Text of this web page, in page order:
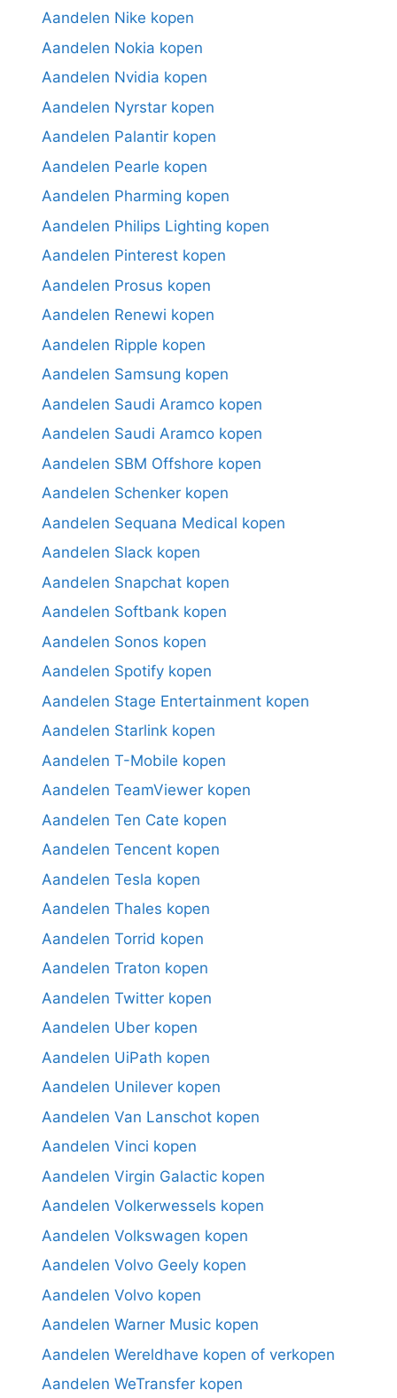
Aandelen Nike kopen
Aandelen Nokia kopen
Aandelen Nvidia kopen
Aandelen Nyrstar kopen
Aandelen Palantir kopen
Aandelen Pearle kopen
Aandelen Pharming kopen
Aandelen Philips Lighting kopen
Aandelen Pinterest kopen
Aandelen Prosus kopen
Aandelen Renewi kopen
Aandelen Ripple kopen
Aandelen Samsung kopen
Aandelen Saudi Aramco kopen
Aandelen Saudi Aramco kopen
Aandelen SBM Offshore kopen
Aandelen Schenker kopen
Aandelen Sequana Medical kopen
Aandelen Slack kopen
Aandelen Snapchat kopen
Aandelen Softbank kopen
Aandelen Sonos kopen
Aandelen Spotify kopen
Aandelen Stage Entertainment kopen
Aandelen Starlink kopen
Aandelen T-Mobile kopen
Aandelen TeamViewer kopen
Aandelen Ten Cate kopen
Aandelen Tencent kopen
Aandelen Tesla kopen
Aandelen Thales kopen
Aandelen Torrid kopen
Aandelen Traton kopen
Aandelen Twitter kopen
Aandelen Uber kopen
Aandelen UiPath kopen
Aandelen Unilever kopen
Aandelen Van Lanschot kopen
Aandelen Vinci kopen
Aandelen Virgin Galactic kopen
Aandelen Volkerwessels kopen
Aandelen Volkswagen kopen
Aandelen Volvo Geely kopen
Aandelen Volvo kopen
Aandelen Warner Music kopen
Aandelen Wereldhave kopen of verkopen
Aandelen WeTransfer kopen